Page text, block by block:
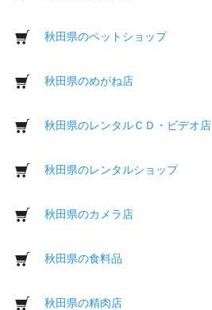
秋田県のペットショップ
秋田県のめがね店
秋田県のレンタルＣＤ・ビデオ店
秋田県のレンタルショップ
秋田県のカメラ店
秋田県の食料品
秋田県の精肉店